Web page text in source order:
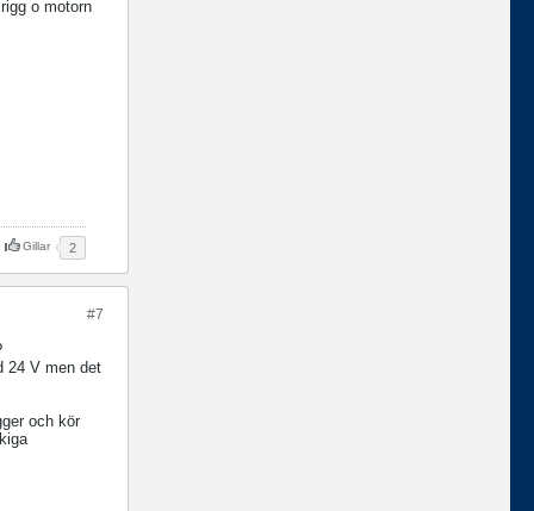
o motorn
Gillar 2
#7
24 V men det
och kör